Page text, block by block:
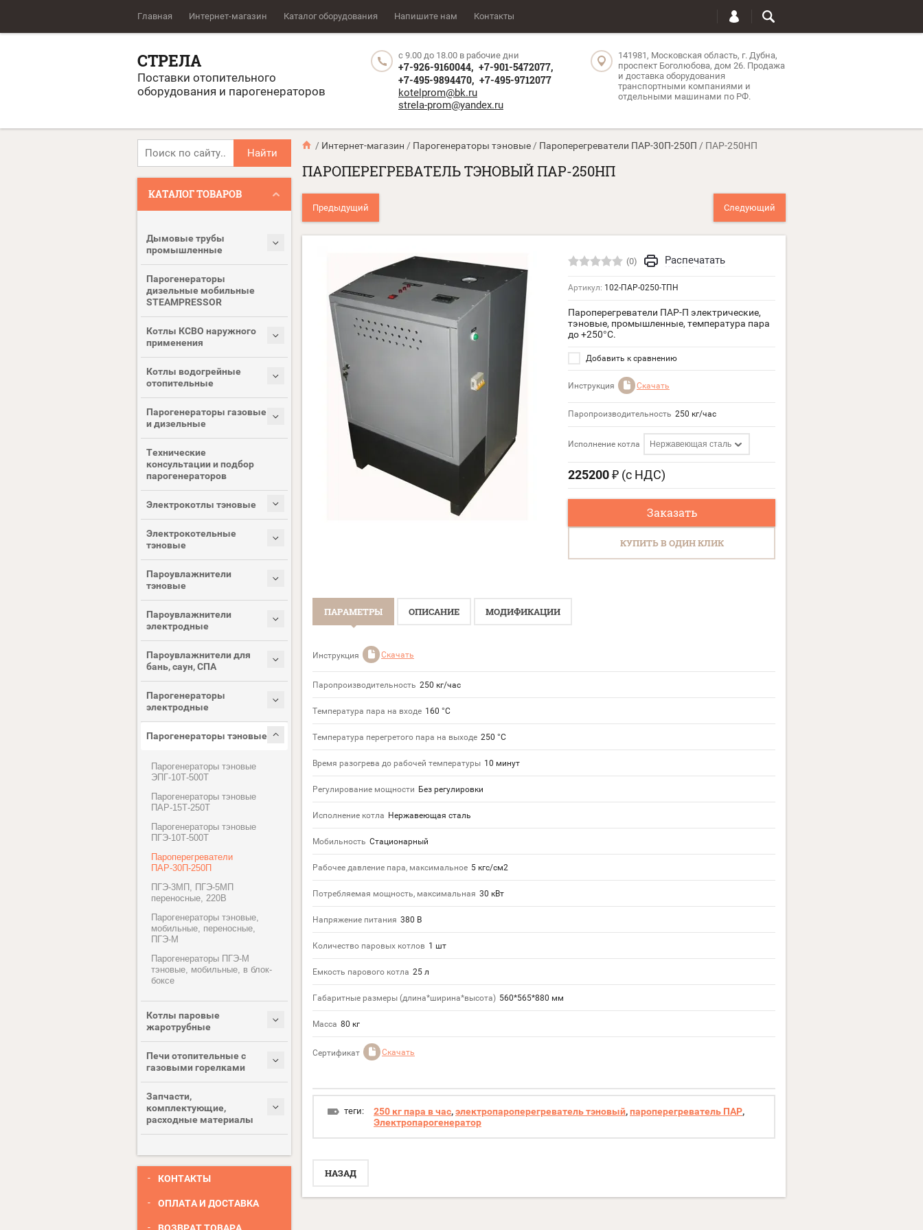
Главная Интернет-магазин Каталог оборудования Напишите нам Контакты
СТРЕЛА
Поставки отопительного
оборудования и парогенераторов
с 9.00 до 18.00 в рабочие дни
+7-926-9160044, +7-901-5472077,
+7-495-9894470, +7-495-9712077
kotelprom@bk.ru
strela-prom@yandex.ru
141981, Московская область, г. Дубна,
проспект Боголюбова, дом 26. Продажа
и доставка оборудования
транспортными компаниями и
отдельными машинами по РФ.
Найти
КАТАЛОГ ТОВАРОВ
Дымовые трубы
промышленные
Парогенераторы
дизельные мобильные
STEAMPRESSOR
Котлы КСВО наружного
применения
Котлы водогрейные
отопительные
Парогенераторы газовые
и дизельные
Технические
консультации и подбор
парогенераторов
Электрокотлы тэновые
Электрокотельные
тэновые
Пароувлажнители
тэновые
Пароувлажнители
электродные
Пароувлажнители для
бань, саун, СПА
Парогенераторы
электродные
Парогенераторы тэновые
Парогенераторы тэновые
ЭПГ-10Т-500Т
Парогенераторы тэновые
ПАР-15Т-250Т
Парогенераторы тэновые
ПГЭ-10Т-500Т
Пароперегреватели
ПАР-30П-250П
ПГЭ-3МП, ПГЭ-5МП
переносные, 220В
Парогенераторы тэновые,
мобильные, переносные,
ПГЭ-М
Парогенераторы ПГЭ-М
тэновые, мобильные, в блок-
боксе
Котлы паровые
жаротрубные
Печи отопительные с
газовыми горелками
Запчасти,
комплектующие,
расходные материалы
КОНТАКТЫ
ОПЛАТА И ДОСТАВКА
/ Интернет-магазин / Парогенераторы тэновые / Пароперегреватели ПАР-30П-250П / ПАР-250НП
ПАРОПЕРЕГРЕВАТЕЛЬ ТЭНОВЫЙ ПАР-250НП
Предыдущий Следующий
(0) Распечатать
Артикул: 102-ПАР-0250-ТПН
Пароперегреватели ПАР-П электрические,
тэновые, промышленные, температура пара
до +250°С.
Добавить к сравнению
Инструкция Скачать
Паропроизводительность 250 кг/час
Исполнение котла Нержавеющая сталь
225200₽ (с НДС)
Заказать
КУПИТЬ В ОДИН КЛИК
ПАРАМЕТРЫ ОПИСАНИЕ МОДИФИКАЦИИ
Инструкция Скачать
Паропроизводительность 250 кг/час
Температура пара на входе 160 °С
Температура перегретого пара на выходе 250 °С
Время разогрева до рабочей температуры 10 минут
Регулирование мощности Без регулировки
Исполнение котла Нержавеющая сталь
Мобильность Стационарный
Рабочее давление пара, максимальное 5 кгс/см2
Потребляемая мощность, максимальная 30 кВт
Напряжение питания 380 В
Количество паровых котлов 1 шт
Емкость парового котла 25 л
Габаритные размеры (длина*ширина*высота) 560*565*880 мм
Масса 80 кг
Сертификат Скачать
теги: 250 кг пара в час,электропароперегреватель тэновый,пароперегреватель ПАР,
Электропарогенератор
НАЗАД